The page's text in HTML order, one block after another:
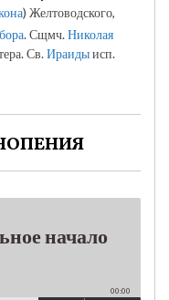
) Желтоводского,
. Сщмч.Николая
Св.Ираидыисп.
начало
00:00